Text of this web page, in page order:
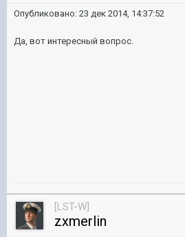
Опубликовано: 23 дек 2014, 14:37:52
Да, вот интересный вопрос.
[LST-W]
zxmerlin